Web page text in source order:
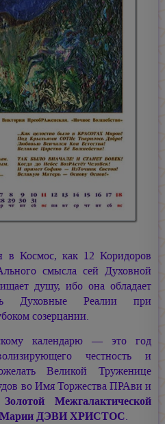
Космос, как 12 Коридоров
смысла сей Духовной
душу, ибо она обладает
Духовные Реалии при
созерцании.
календарю — это год
честность и
Великой Труженице
во Имя Торжества ПРАви и
Золотой Межгалактической
Марии ДЭВИ ХРИСТОС.